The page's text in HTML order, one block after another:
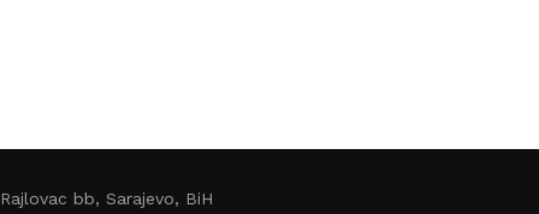
Rajlovac bb, Sarajevo, BiH